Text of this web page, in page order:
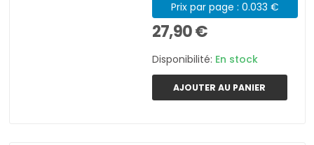
Prix par page : 0.033 €
27,90 €
Disponibilité: En stock
AJOUTER AU PANIER